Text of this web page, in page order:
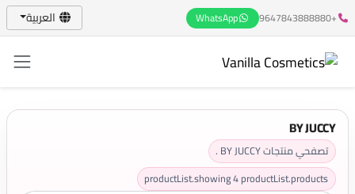
+9647843888880
WhatsApp العربية
BY JUCCY
تصفحي منتجات BY JUCCY .
productList.showing4productList.products